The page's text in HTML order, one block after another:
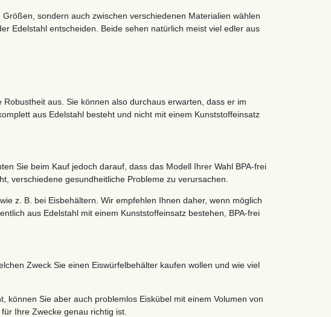
sondern auch zwischen verschiedenen Materialien wählen
Edelstahl entscheiden. Beide sehen natürlich meist viel edler aus
aus. Sie können also durchaus erwarten, dass er im
aus Edelstahl besteht und nicht mit einem Kunststoffeinsatz
Sie beim Kauf jedoch darauf, dass das Modell Ihrer Wahl BPA-frei
verschiedene gesundheitliche Probleme zu verursachen.
z. B. bei Eisbehältern. Wir empfehlen Ihnen daher, wenn möglich
aus Edelstahl mit einem Kunststoffeinsatz bestehen, BPA-frei
Zweck Sie einen Eiswürfelbehälter kaufen wollen und wie viel
Sie aber auch problemlos Eiskübel mit einem Volumen von
Ihre Zwecke genau richtig ist.